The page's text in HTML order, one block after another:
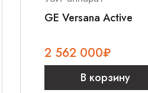
GE Versana Active
2 562 000₽
В корзину